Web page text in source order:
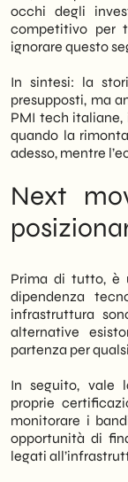
occhi degli
competitivo per
ignorare questo
In sintesi: la
presupposti, ma
PMI tech italiane,
quando la
adesso, mentre
Next
Prima di tutto, è
dipendenza
infrastruttura
alternative
partenza per
In seguito, vale
proprie
monitorare i
opportunità di
legati